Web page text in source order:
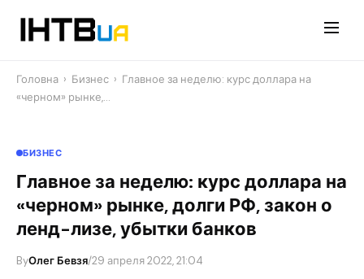
Головна › Бизнес › Главное за неделю: курс доллара на
«черном» рынке,…
БИЗНЕС
Главное за неделю: курс доллара на
«черном» рынке, долги РФ, закон о
ленд-лизе, убытки банков
ByОлег Бевзя/29 апреля 2022, 21:04